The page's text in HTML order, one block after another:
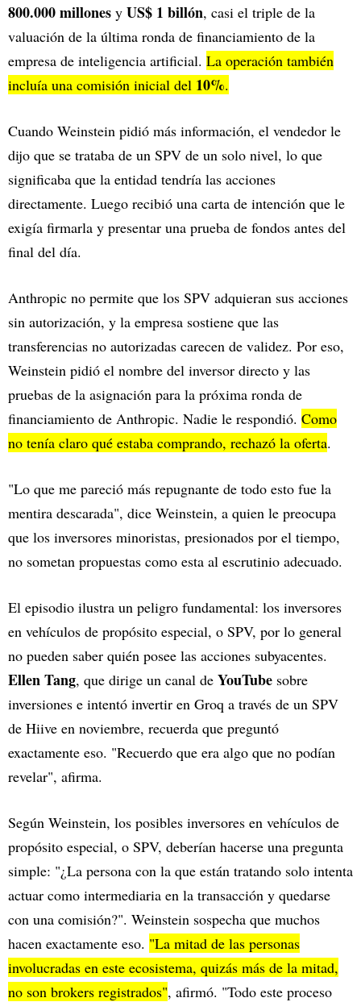
800.000 millones y US$ 1 billón, casi el triple de la
valuación de la última ronda de financiamiento de la
empresa de inteligencia artificial. La operación también
incluía una comisión inicial del 10%.
Cuando Weinstein pidió más información, el vendedor le
dijo que se trataba de un SPV de un solo nivel, lo que
significaba que la entidad tendría las acciones
directamente. Luego recibió una carta de intención que le
exigía firmarla y presentar una prueba de fondos antes del
final del día.
Anthropic no permite que los SPV adquieran sus acciones
sin autorización, y la empresa sostiene que las
transferencias no autorizadas carecen de validez. Por eso,
Weinstein pidió el nombre del inversor directo y las
pruebas de la asignación para la próxima ronda de
financiamiento de Anthropic. Nadie le respondió. Como
no tenía claro qué estaba comprando, rechazó la oferta.
"Lo que me pareció más repugnante de todo esto fue la
mentira descarada", dice Weinstein, a quien le preocupa
que los inversores minoristas, presionados por el tiempo,
no sometan propuestas como esta al escrutinio adecuado.
El episodio ilustra un peligro fundamental: los inversores
en vehículos de propósito especial, o SPV, por lo general
no pueden saber quién posee las acciones subyacentes.
Ellen Tang, que dirige un canal de YouTube sobre
inversiones e intentó invertir en Groq a través de un SPV
de Hiive en noviembre, recuerda que preguntó
exactamente eso. "Recuerdo que era algo que no podían
revelar", afirma.
Según Weinstein, los posibles inversores en vehículos de
propósito especial, o SPV, deberían hacerse una pregunta
simple: "¿La persona con la que están tratando solo intenta
actuar como intermediaria en la transacción y quedarse
con una comisión?". Weinstein sospecha que muchos
hacen exactamente eso. "La mitad de las personas
involucradas en este ecosistema, quizás más de la mitad,
no son brokers registrados", afirmó. "Todo este proceso